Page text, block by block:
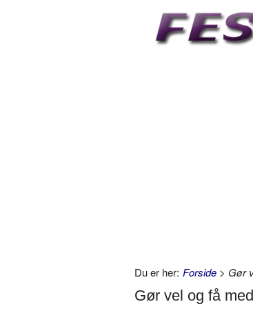
Du er her: Forside > Gør
Gør vel og få